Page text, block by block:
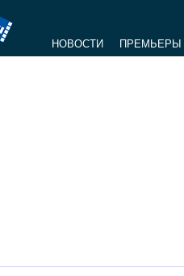
НОВОСТИ ПРЕМЬЕРЫ